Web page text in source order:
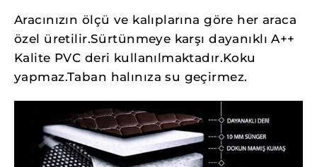
Aracınızın ölçü ve kalıplarına göre her araca
özel üretilir.Sürtünmeye karşı dayanıklı A++
Kalite PVC deri kullanılmaktadır.Koku
yapmaz.Taban halınıza su geçirmez.